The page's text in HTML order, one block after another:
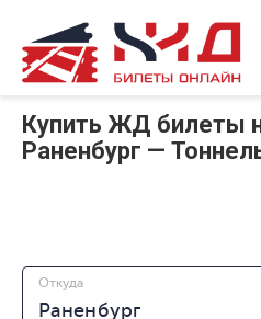
Купить ЖД билеты
Раненбург —
Откуда